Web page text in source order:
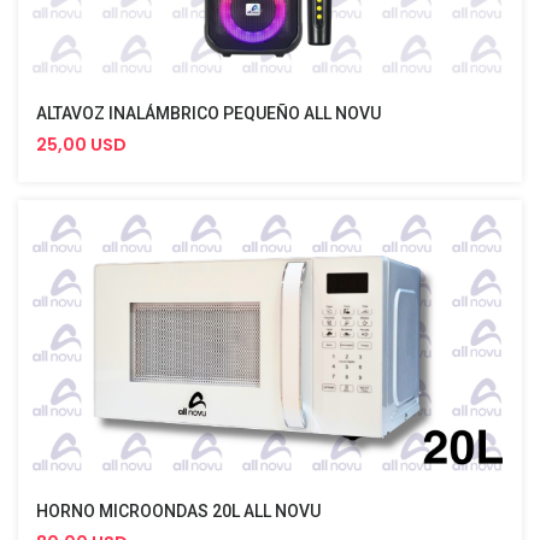
ALTAVOZ INALÁMBRICO PEQUEÑO ALL NOVU
25,00 USD
HORNO MICROONDAS 20L ALL NOVU